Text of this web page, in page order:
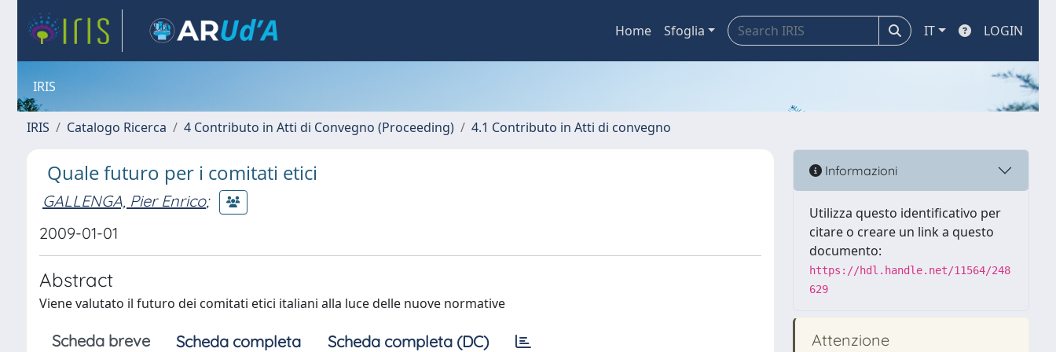
Home Sfoglia IT LOGIN
IRIS
IRIS Catalogo Ricerca 4 Contributo in Atti di Convegno (Proceeding) 4.1 Contributo in Atti di convegno
Quale futuro per i comitati etici
GALLENGA, Pier Enrico;
2009-01-01
Abstract
Viene valutato il futuro dei comitati etici italiani alla luce delle nuove normative
Scheda breve Scheda completa Scheda completa (DC)
Informazioni
Utilizza questo identificativo per
citare o creare un link a questo
documento:
https://hdl.handle.net/11564/248
629
Attenzione